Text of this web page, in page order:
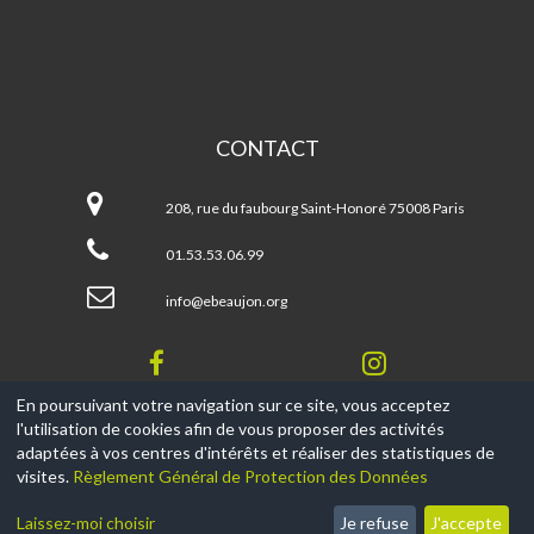
CONTACT
Beaujon
208, rue du faubourg Saint-Honoré 75008 Paris
01.53.53.06.99
info@ebeaujon.org
© 2017-2026, Ce site est propulsé par Aniapps.fr
CGV
En poursuivant votre navigation sur ce site, vous acceptez
l'utilisation de cookies afin de vous proposer des activités
adaptées à vos centres d'intérêts et réaliser des statistiques de
visites. Règlement Général de Protection des Données
Laissez-moi choisir Je refuse J'accepte